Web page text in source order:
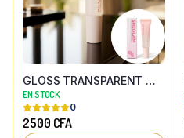
GLOSS TRANSPARENT MULTI FONCTION
EN STOCK
0
2500 CFA